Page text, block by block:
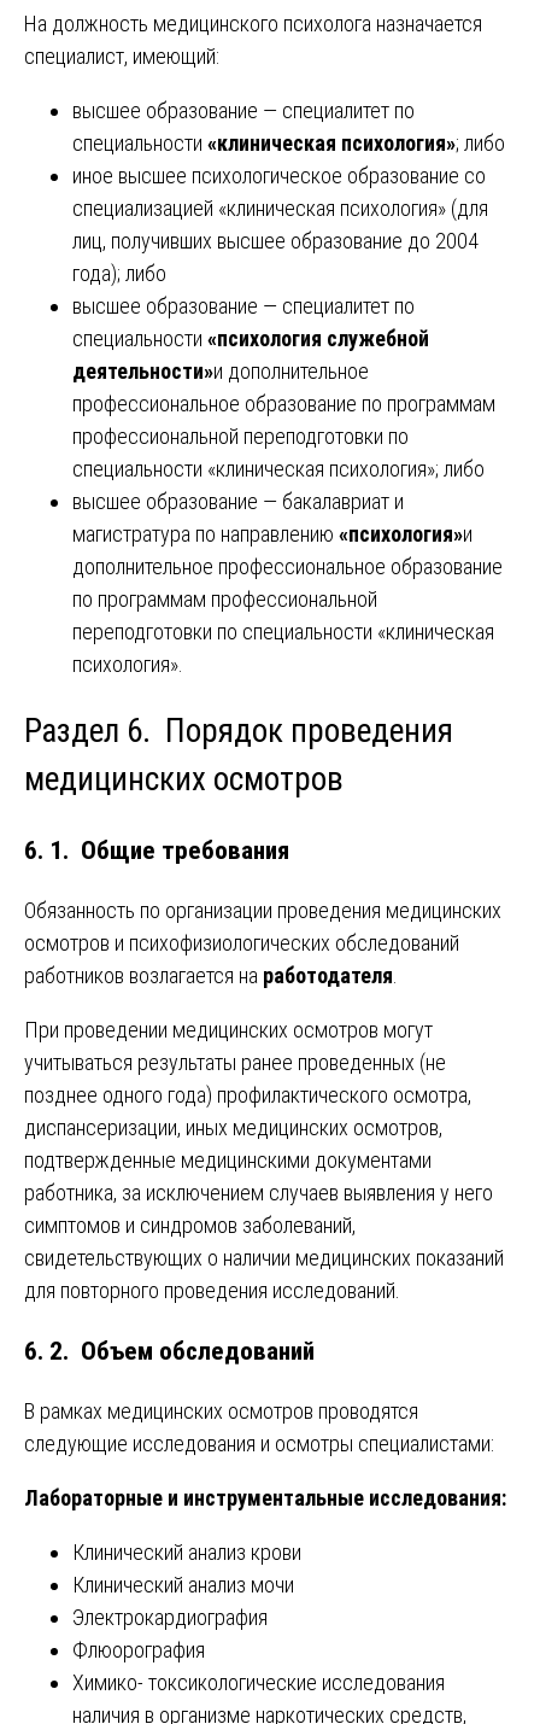
На должность медицинского психолога назначается
специалист, имеющий:
высшее образование — специалитет по
специальности «клиническая психология»; либо
иное высшее психологическое образование со
специализацией «клиническая психология» (для
лиц, получивших высшее образование до 2004
года); либо
высшее образование — специалитет по
специальности «психология служебной
деятельности»и дополнительное
профессиональное образование по программам
профессиональной переподготовки по
специальности «клиническая психология»; либо
высшее образование — бакалавриат и
магистратура по направлению «психология»и
дополнительное профессиональное образование
по программам профессиональной
переподготовки по специальности «клиническая
психология».
Раздел 6. Порядок проведения
медицинских осмотров
6. 1. Общие требования
Обязанность по организации проведения медицинских
осмотров и психофизиологических обследований
работников возлагается на работодателя
При проведении медицинских осмотров могут
учитываться результаты ранее проведенных (не
позднее одного года) профилактического осмотра,
диспансеризации, иных медицинских осмотров,
подтвержденные медицинскими документами
работника, за исключением случаев выявления у него
симптомов и синдромов заболеваний,
свидетельствующих о наличии медицинских показаний
для повторного проведения исследований.
6. 2. Объем обследований
В рамках медицинских осмотров проводятся
следующие исследования и осмотры специалистами:
Лабораторные и инструментальные исследования:
Клинический анализ крови
Клинический анализ мочи
Электрокардиография
Флюорография
Химико- токсикологические исследования
наличия в организме наркотических средств,